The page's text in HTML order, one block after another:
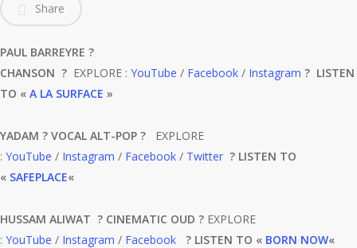
Share
PAUL BARREYRE ?
CHANSON ? EXPLORE : YouTube / Facebook / Instagram ? LISTEN
TO « A LA SURFACE »
YADAM ? VOCAL ALT-POP ? EXPLORE
: YouTube / Instagram / Facebook / Twitter ? LISTEN TO
« SAFEPLACE«
HUSSAM ALIWAT ? CINEMATIC OUD ? EXPLORE
: YouTube / Instagram / Facebook ? LISTEN TO « BORN NOW«